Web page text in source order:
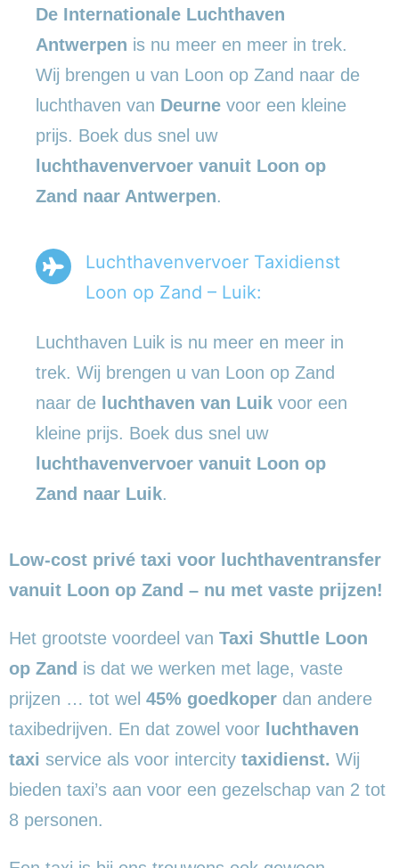
De Internationale Luchthaven
Antwerpen is nu meer en meer in trek.
Wij brengen u van Loon op Zand naar de
luchthaven van Deurne voor een kleine
prijs. Boek dus snel uw
luchthavenvervoer vanuit Loon op
Zand naar Antwerpen.
Luchthavenvervoer Taxidienst
Loon op Zand – Luik:
Luchthaven Luik is nu meer en meer in
trek. Wij brengen u van Loon op Zand
naar de luchthaven van Luik voor een
kleine prijs. Boek dus snel uw
luchthavenvervoer vanuit Loon op
Zand naar Luik.
Low-cost privé taxi voor luchthaventransfer
vanuit Loon op Zand – nu met vaste prijzen!
Het grootste voordeel van Taxi Shuttle Loon
op Zand is dat we werken met lage, vaste
prijzen … tot wel 45% goedkoper dan andere
taxibedrijven. En dat zowel voor luchthaven
taxi service als voor intercity taxidienst. Wij
bieden taxi’s aan voor een gezelschap van 2 tot
8 personen.